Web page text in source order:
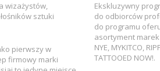
wizażystów,
sztuki
pierwszy w
firmowy marki
Ekskluzywny
do odbiorców
do programu
asortyment marek
NYE, MYKITCO,
TATTOOED NOW!.